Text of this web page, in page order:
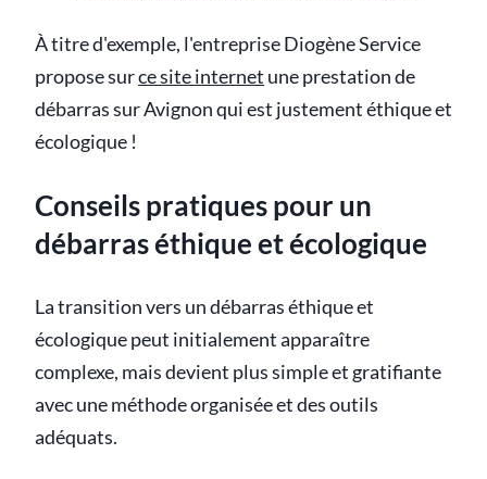
À titre d'exemple, l'entreprise Diogène Service
propose surce site internet une prestation de
débarras sur Avignon qui est justement éthique et
écologique !
Conseils pratiques pour un
débarras éthique et écologique
La transition vers un débarras éthique et
écologique peut initialement apparaître
complexe, mais devient plus simple et gratifiante
avec une méthode organisée et des outils
adéquats.